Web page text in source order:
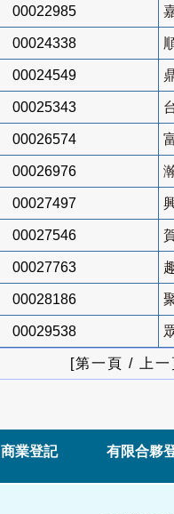
00022985
00024338
00024549
00025343
00026574
00026976
00027497
00027546
00027763
00028186
00029538
[第一頁 / 上一
商業登記 有限合夥